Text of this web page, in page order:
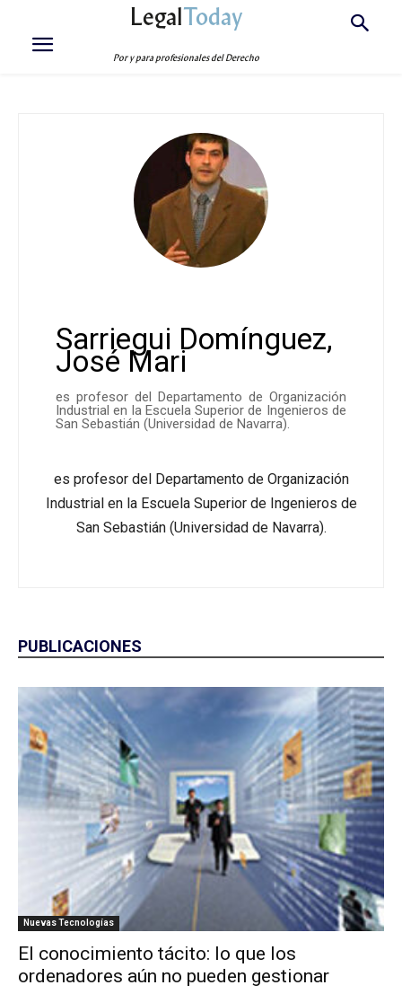
LegalToday
Por y para profesionales del Derecho
Sarriegui Domínguez,
José Mari
es profesor del Departamento de Organización
Industrial en la Escuela Superior de Ingenieros de
San Sebastián (Universidad de Navarra).
es profesor del Departamento de Organización
Industrial en la Escuela Superior de Ingenieros de
San Sebastián (Universidad de Navarra).
PUBLICACIONES
Nuevas Tecnologías
El conocimiento tácito: lo que los
ordenadores aún no pueden gestionar